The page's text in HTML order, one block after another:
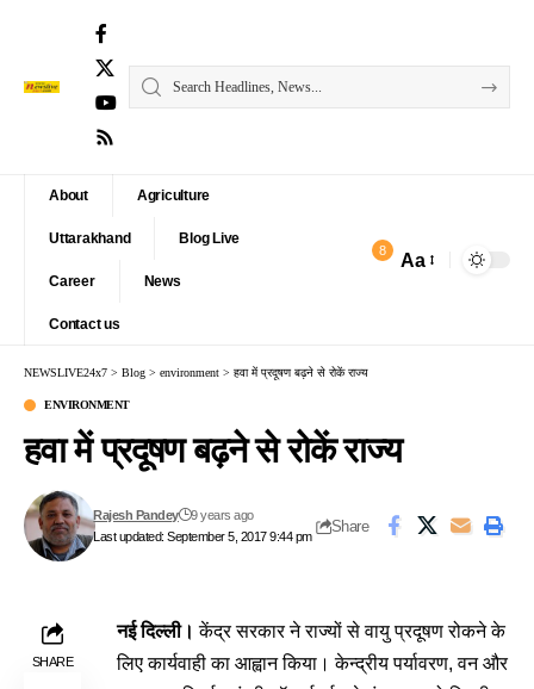
About Agriculture
Uttarakhand Blog Live
Career News
Contact us
8 Aa
NEWSLIVE24x7 > Blog > environment > हवा में प्रदूषण बढ़ने से रोकें राज्य
ENVIRONMENT
हवा में प्रदूषण बढ़ने से रोकें राज्य
Last updated: September 5, 2017 9:44 pm
Rajesh Pandey 9 years ago
Share
SHARE
नई दिल्ली। केंद्र सरकार ने राज्यों से वायु प्रदूषण रोकने के
लिए कार्यवाही का आह्वान किया। केन्द्रीय पर्यावरण, वन और